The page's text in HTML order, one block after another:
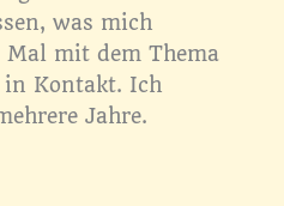
was mich
mit dem Thema
in Kontakt. Ich
Jahre.